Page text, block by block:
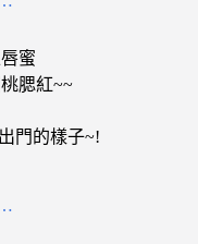
蜜
腮紅~~
門的樣子~!